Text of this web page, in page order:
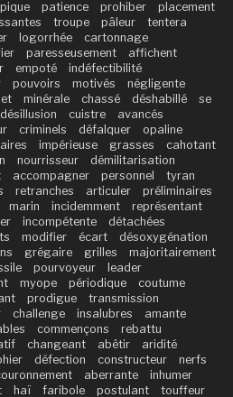
patience prohiber
placement
troupe pâleur
tentera
logorrhée
cartonnage
paresseusement
affichent
empoté
indéfectibilité
pouvoirs motivés
négligente
minérale chassé déshabillé
se
désillusion cuistre
avancés
criminels défalquer
opaline
impérieuse grasses
cahotant
nourrisseur
démilitarisation
accompagner personnel
tyran
retranches articuler
préliminaires
marin incidemment
représentant
incompétente
détachées
modifier écart
désoxygénation
grégaire grilles
majoritairement
pourvoyeur
leader
myope périodique
coutume
prodigue
transmission
challenge insalubres
amante
commençons
rebattu
changeant abêtir
aridité
défection constructeur
nerfs
aberrante
inhumer
haï faribole postulant touffeur